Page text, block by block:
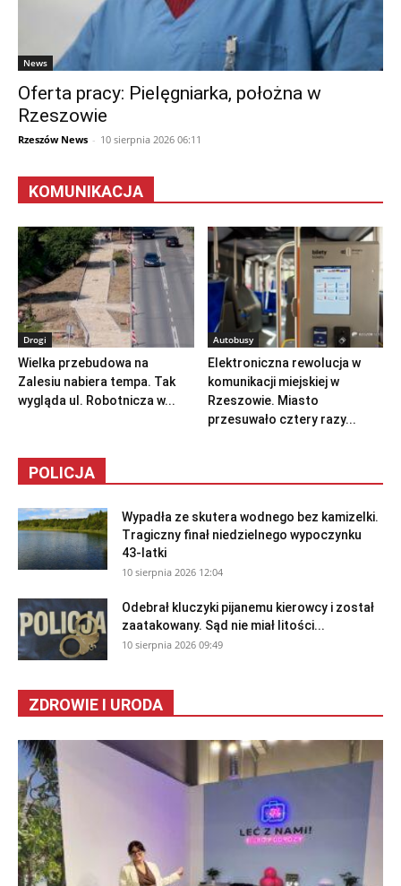
News
Oferta pracy: Pielęgniarka, położna w
Rzeszowie
Rzeszów News - 10 sierpnia 2026 06:11
KOMUNIKACJA
Drogi
Wielka przebudowa na
Zalesiu nabiera tempa. Tak
wygląda ul. Robotnicza w...
Autobusy
Elektroniczna rewolucja w
komunikacji miejskiej w
Rzeszowie. Miasto
przesuwało cztery razy...
POLICJA
Wypadła ze skutera wodnego bez kamizelki.
Tragiczny finał niedzielnego wypoczynku
43-latki
10 sierpnia 2026 12:04
Odebrał kluczyki pijanemu kierowcy i został
zaatakowany. Sąd nie miał litości...
10 sierpnia 2026 09:49
ZDROWIE I URODA